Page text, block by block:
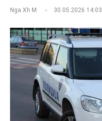
Nga Xh M 30.05.2026 14:03